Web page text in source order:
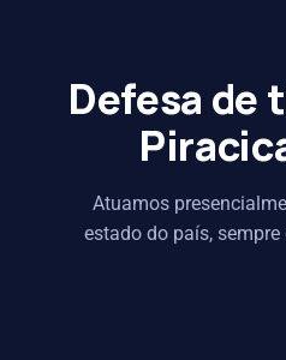
Defesa de
Atuamos
estado do país,